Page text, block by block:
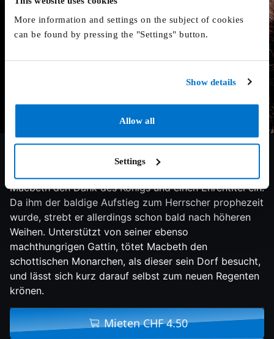
More information and settings on the subject of cookies
can be found by pressing the "Settings" button.
Show details
Allow all
Settings
2015 113 min
Schottland im Mittelalter: Der Sieg in einer
Macbeth den Dank des Königs und einen Ehrentitel ein.
Da ihm der baldige Aufstieg zum Herrscher prophezeit
wurde, strebt er allerdings schon bald nach höheren
Weihen. Unterstützt von seiner ebenso
machthungrigen Gattin, tötet Macbeth den
schottischen Monarchen, als dieser sein Dorf besucht,
und lässt sich kurz darauf selbst zum neuen Regenten
krönen.
Mieten CHF 4.50